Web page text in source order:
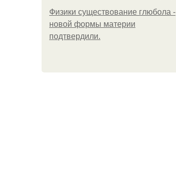
Физики существование глюбола -
новой формы материи
подтвердили.